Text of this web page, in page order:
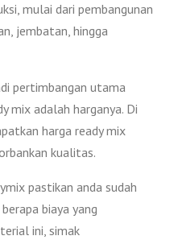
mulai dari pembangunan
jembatan, hingga
pertimbangan utama
mix adalah harganya. Di
harga ready mix
kualitas.
pastikan anda sudah
biaya yang
ini, simak